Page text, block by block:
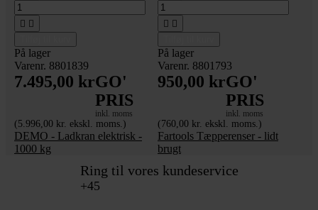
 
På lager
Varenr. 8801839
7.495,00 krGO'
PRIS
inkl. moms
(5.996,00 kr. ekskl. moms.)
DEMO - Ladkran elektrisk -
1000 kg
 
På lager
Varenr. 8801793
950,00 krGO'
PRIS
inkl. moms
(760,00 kr. ekskl. moms.)
Fartools Tæpperenser - lidt
brugt
Ring til vores kundeservice
+45